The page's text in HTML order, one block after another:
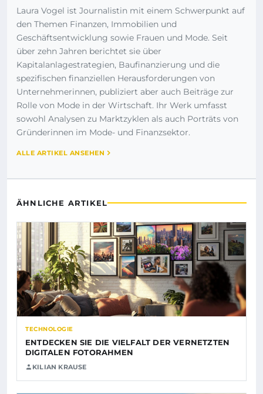
Laura Vogel ist Journalistin mit einem Schwerpunkt auf
den Themen Finanzen, Immobilien und
Geschäftsentwicklung sowie Frauen und Mode. Seit
über zehn Jahren berichtet sie über
Kapitalanlagestrategien, Baufinanzierung und die
spezifischen finanziellen Herausforderungen von
Unternehmerinnen, publiziert aber auch Beiträge zur
Rolle von Mode in der Wirtschaft. Ihr Werk umfasst
sowohl Analysen zu Marktzyklen als auch Porträts von
Gründerinnen im Mode- und Finanzsektor.
ALLE ARTIKEL ANSEHEN
ÄHNLICHE ARTIKEL
TECHNOLOGIE
ENTDECKEN SIE DIE VIELFALT DER VERNETZTEN
DIGITALEN FOTORAHMEN
KILIAN KRAUSE